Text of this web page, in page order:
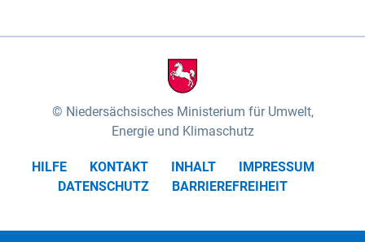
Niedersächsisches Ministerium für Umwelt,
Energie und Klimaschutz
HILFE KONTAKT INHALT
IMPRESSUM
DATENSCHUTZ
BARRIEREFREIHEIT